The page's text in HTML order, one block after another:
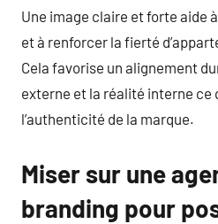
Une image claire et forte aide
et à renforcer la fierté
Cela favorise un alignement
externe et la réalité interne ce
l’authenticité de la marque.
Miser sur une
branding pour